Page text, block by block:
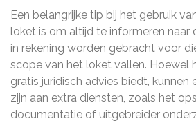
Een belangrijke tip bij het gebruik
loket is om altijd te informeren naar
in rekening worden gebracht voor
scope van het loket vallen. Hoewel
gratis juridisch advies biedt, kunnen
zijn aan extra diensten, zoals het
documentatie of uitgebreider